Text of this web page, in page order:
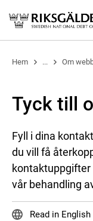
Hem ... Om
Tyck till
Fyll i dina
du vill få
vår behandling
Read in English